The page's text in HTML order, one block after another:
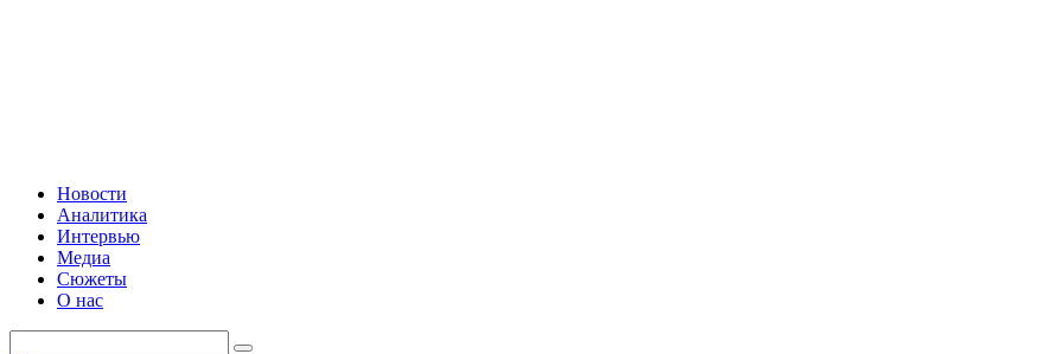
Новости
Аналитика
Интервью
Медиа
Сюжеты
О нас